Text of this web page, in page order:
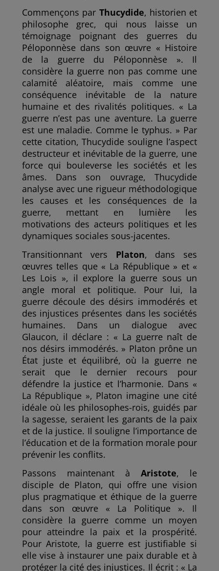
Commençons par Thucydide, historien et
philosophe grec, qui nous laisse un
témoignage poignant des guerres du
Péloponnèse dans son œuvre « Histoire
de la guerre du Péloponnèse ». Il
considère la guerre non pas comme une
calamité aléatoire, mais comme une
conséquence inévitable de la nature
humaine et des rivalités politiques. « La
guerre n’est pas une aventure. La guerre
est une maladie. Comme le typhus. » Par
cette citation, Thucydide souligne l’aspect
destructeur et inévitable de la guerre, une
force qui bouleverse les sociétés et les
âmes. Dans son ouvrage, Thucydide
analyse avec une rigueur méthodologique
les causes et les conséquences de la
guerre, mettant en lumière les
motivations des acteurs politiques et les
dynamiques sociales sous-jacentes.
Transitionnant vers Platon, dans ses
œuvres telles que « La République » et «
Les Lois », il explore la guerre sous un
angle moral et politique. Pour lui, la
guerre découle des désirs immodérés et
des injustices présentes dans les sociétés
humaines. Dans un dialogue avec
Glaucon, il déclare : « La guerre naît de
nos désirs immodérés. » Platon prône un
État juste et équilibré, où la guerre ne
serait que le dernier recours pour
défendre la justice et l’harmonie. Dans «
La République », Platon imagine une cité
idéale où les philosophes-rois, guidés par
la sagesse, seraient les garants de la paix
et de la justice. Il souligne l’importance de
l’éducation et de la formation morale pour
prévenir les conflits.
Passons maintenant àAristote, le
disciple de Platon, qui offre une vision
plus pragmatique et éthique de la guerre
dans son œuvre « La Politique ». Il
considère la guerre comme un moyen
pour atteindre la paix et la prospérité.
Pour Aristote, la guerre est justifiable si
elle vise à instaurer une paix durable et à
protéger la cité des injustices. Il écrit : « La